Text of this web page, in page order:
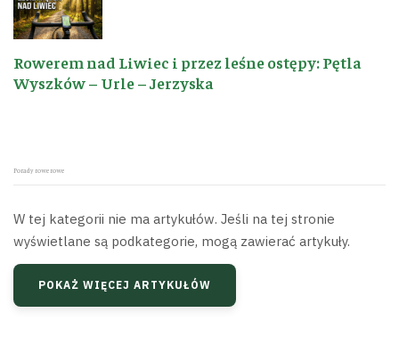
Rowerem nad Liwiec i przez leśne ostępy: Pętla
Wyszków – Urle – Jerzyska
Porady rowerowe
W tej kategorii nie ma artykułów. Jeśli na tej stronie
wyświetlane są podkategorie, mogą zawierać artykuły.
POKAŻ WIĘCEJ ARTYKUŁÓW